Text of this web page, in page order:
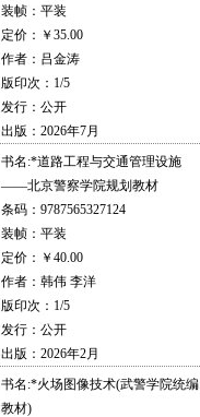
装帧：平装
定价：￥35.00
作者：吕金涛
版印次：1/5
发行：公开
出版：2026年7月
书名:*道路工程与交通管理设施
——北京警察学院规划教材
条码：9787565327124
装帧：平装
定价：￥40.00
作者：韩伟 李洋
版印次：1/5
发行：公开
出版：2026年2月
书名:*火场图像技术(武警学院统编
教材)